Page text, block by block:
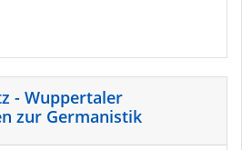
- Wuppertaler
zur Germanistik